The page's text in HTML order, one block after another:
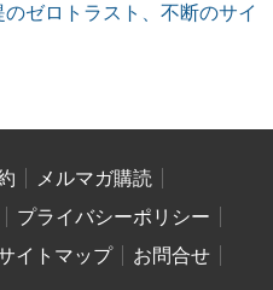
のゼロトラスト、不断のサイ
メルマガ購読
プライバシーポリシー
イトマップ
お問合せ